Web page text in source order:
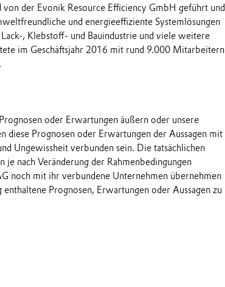
der Evonik Resource Efficiency GmbH geführt und
und energieeffiziente Systemlösungen
, Klebstoff- und Bauindustrie und viele weitere
im Geschäftsjahr 2016 mit rund 9.000 Mitarbeitern
oder Erwartungen äußern oder unsere
diese Prognosen oder Erwartungen der Aussagen mit
Ungewissheit verbunden sein. Die tatsächlichen
je nach Veränderung der Rahmenbedingungen
noch mit ihr verbundene Unternehmen übernehmen
Prognosen, Erwartungen oder Aussagen zu